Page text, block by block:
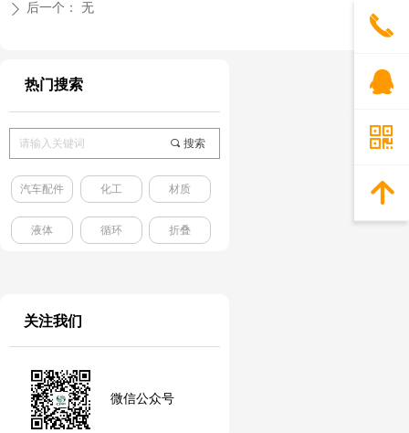
ꄲ 后一个： 无
关注我们
微信公众号
热门搜索
汽车配件 化工 材质
液体 循环 折叠
끠 搜索
끅
뀩
낃
녕